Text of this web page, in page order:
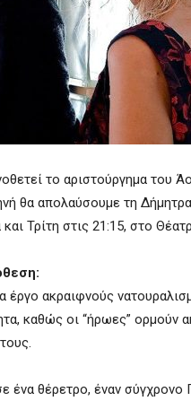
το αριστούργημα του
θα απολαύσουμε τη
Τρίτη στις 21:15, στο
έργο ακραιφνούς
καθώς οι “ήρωες” ορμούν
ένα θέρετρο, έναν